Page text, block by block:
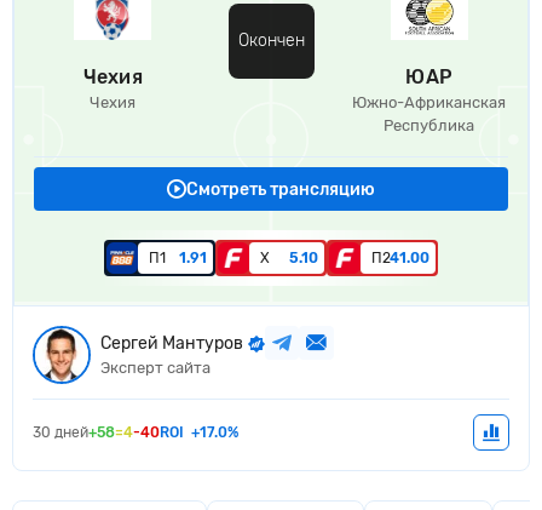
Чехия
Чехия
Окончен
ЮАР
Южно-Африканская
Республика
Смотреть трансляцию
П1 1.91 Х 5.10 П241.00
Сергей Мантуров
Эксперт сайта
30 дней+58=4-40ROI +17.0%